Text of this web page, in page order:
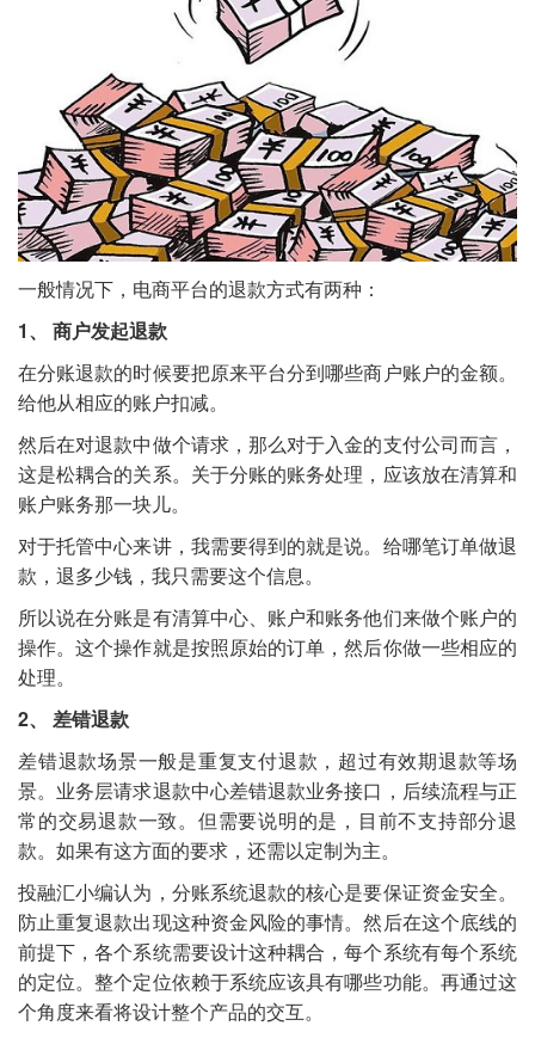
一般情况下，电商平台的退款方式有两种：
1、 商户发起退款
在分账退款的时候要把原来平台分到哪些商户账户的金额。
给他从相应的账户扣减。
然后在对退款中做个请求，那么对于入金的支付公司而言，
这是松耦合的关系。关于分账的账务处理，应该放在清算和
账户账务那一块儿。
对于托管中心来讲，我需要得到的就是说。给哪笔订单做退
款，退多少钱，我只需要这个信息。
所以说在分账是有清算中心、账户和账务他们来做个账户的
操作。这个操作就是按照原始的订单，然后你做一些相应的
处理。
2、 差错退款
差错退款场景一般是重复支付退款，超过有效期退款等场
景。业务层请求退款中心差错退款业务接口，后续流程与正
常的交易退款一致。但需要说明的是，目前不支持部分退
款。如果有这方面的要求，还需以定制为主。
投融汇小编认为，分账系统退款的核心是要保证资金安全。
防止重复退款出现这种资金风险的事情。然后在这个底线的
前提下，各个系统需要设计这种耦合，每个系统有每个系统
的定位。整个定位依赖于系统应该具有哪些功能。再通过这
个角度来看将设计整个产品的交互。